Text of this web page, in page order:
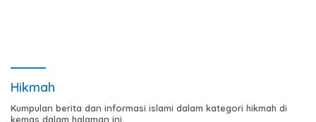
Hikmah
Kumpulan berita dan informasi islami dalam kategori hikmah di
kemas dalam halaman ini.